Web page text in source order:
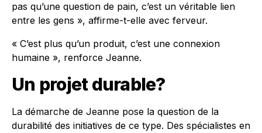
pas qu’une question de pain, c’est un véritable lien
entre les gens », affirme-t-elle avec ferveur.
« C’est plus qu’un produit, c’est une connexion
humaine », renforce Jeanne.
Un projet durable?
La démarche de Jeanne pose la question de la
durabilité des initiatives de ce type. Des spécialistes en